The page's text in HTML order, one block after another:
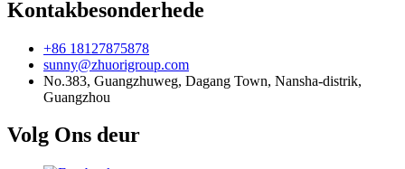
Kontakbesonderhede
+86 18127875878
sunny@zhuorigroup.com
No.383, Guangzhuweg, Dagang Town, Nansha-distrik,
Guangzhou
Volg Ons deur